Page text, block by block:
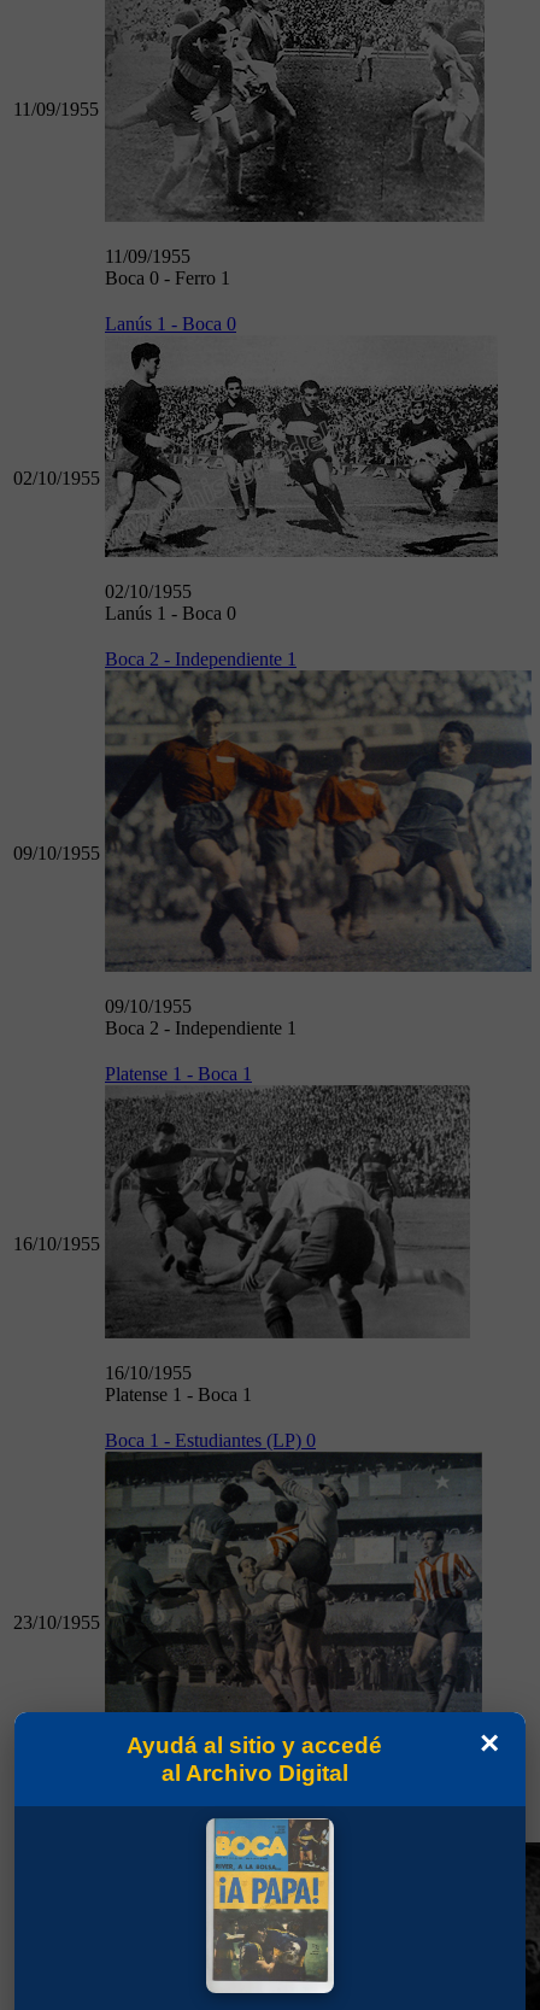
11/09/1955
11/09/1955
Boca 0 - Ferro 1
02/10/1955
Lanús 1 - Boca 0
02/10/1955
Lanús 1 - Boca 0
09/10/1955
Boca 2 - Independiente 1
09/10/1955
Boca 2 - Independiente 1
16/10/1955
Platense 1 - Boca 1
16/10/1955
Platense 1 - Boca 1
23/10/1955
Boca 1 - Estudiantes (LP) 0
23/10/1955
Boca 1 - Estudiantes (LP) 0
Boca 1 - San Lorenzo 1
×
Ayudá al sitio y accedé
al Archivo Digital